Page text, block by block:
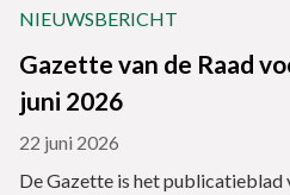
NIEUWSBERICHT
Gazette van de Raad
juni 2026
22 juni 2026
De Gazette is het publicatieblad